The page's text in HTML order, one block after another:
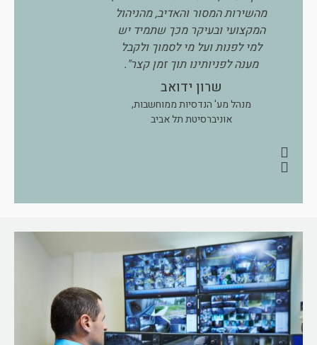
מהשירות המסור והאדיב, מהניהול
המקצועי ובעיקר מכך שתמיד יש
למי לפנות ועל מי לסמוך ולקבל
מענה לפניותינו תוך זמן קצר".
שרון ידואב
מנהל מע' הנדסיות ממוחשבות,
אוניברסיטת תל אביב